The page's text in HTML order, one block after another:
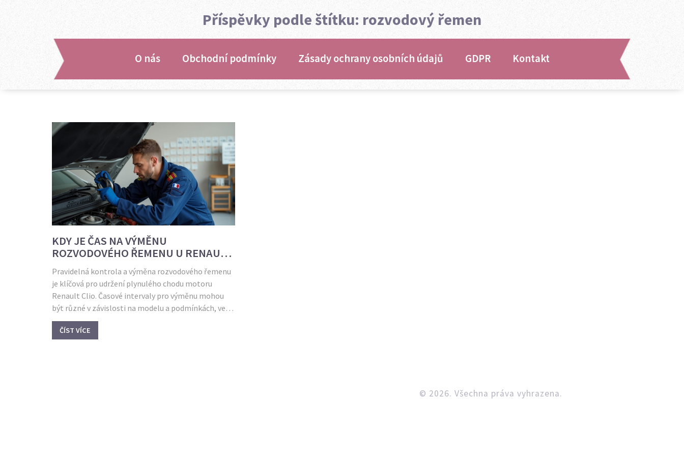
Příspěvky podle štítku: rozvodový řemen
O nás Obchodní podmínky Zásady ochrany osobních údajů GDPR Kontakt
KDY JE ČAS NA VÝMĚNU
ROZVODOVÉHO ŘEMENU U RENAULT
Pravidelná kontrola a výměna rozvodového řemenu
je klíčová pro udržení plynulého chodu motoru
Renault Clio. Časové intervaly pro výměnu mohou
být různé v závislosti na modelu a podmínkách, ve
kterých je vůz provozován. V článku se dozvíte o
doporučených intervalech výměny, náznacích
ČÍST VÍCE
© 2026. Všechna práva vyhrazena.